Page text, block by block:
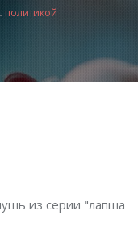
политикой
из серии "лапша